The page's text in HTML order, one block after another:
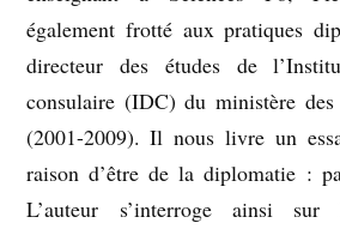
également frotté aux pratiques
directeur des études de
consulaire (IDC) du ministère des
(2001-2009). Il nous livre un
raison d’être de la diplomatie :
L’auteur s’interroge ainsi sur